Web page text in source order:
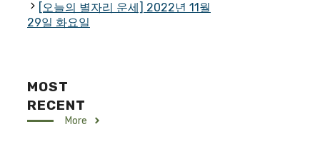
[오늘의 별자리 운세] 2022년 11월
29일 화요일
MOST
RECENT
More